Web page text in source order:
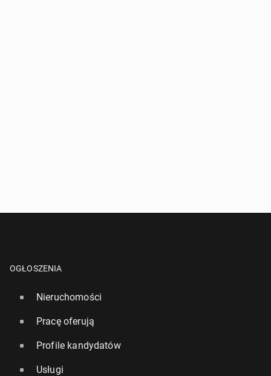
OGŁOSZENIA
Nieruchomości
Pracę oferują
Profile kandydatów
Usługi